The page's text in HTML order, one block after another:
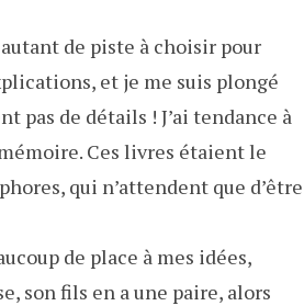
de piste à choisir pour
et je me suis plongé
pas de détails ! J’ai tendance à
Ces livres étaient le
qui n’attendent que d’être
de place à mes idées,
son fils en a une paire, alors